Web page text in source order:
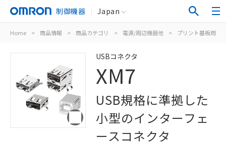
制御機器 Japan
Home > 商品情報 > 商品カテゴリ > 電源/周辺機器他 > プリント基板用コ
USBコネクタ
XM7
USB規格に準拠した
小型のインターフェ
ースコネクタ